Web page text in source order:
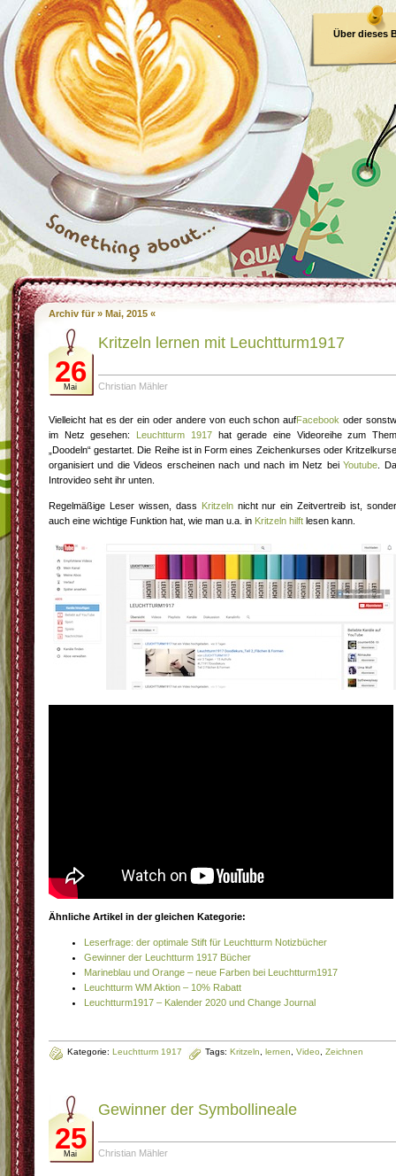
Über dieses
Archiv für » Mai, 2015 «
26
Mai
Kritzeln lernen mit Leuchtturm1917
Christian Mähler
Vielleicht hat es der ein oder andere von euch schon aufFacebook oder
im Netz gesehen: Leuchtturm 1917hat gerade eine Videoreihe zum
„Doodeln“ gestartet. Die Reihe ist in Form eines Zeichenkurses oder
organisiert und die Videos erscheinen nach und nach im Netz beiYoutube .
Introvideo seht ihr unten.
Regelmäßige Leser wissen, dass Kritzelnnicht nur ein Zeitvertreib ist,
auch eine wichtige Funktion hat, wie man u.a. in Kritzeln hilft lesen kann.
Ähnliche Artikel in der gleichen Kategorie:
Leserfrage: der optimale Stift für Leuchtturm Notizbücher
Gewinner der Leuchtturm 1917 Bücher
Marineblau und Orange – neue Farben bei Leuchtturm1917
Leuchtturm WM Aktion – 10% Rabatt
Leuchtturm1917 – Kalender 2020 und Change Journal
Kategorie: Leuchtturm 1917 Tags: Kritzeln lernen Video Zeichnen
25
Mai
Gewinner der Symbollineale
Christian Mähler